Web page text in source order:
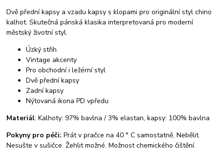
Dvě přední kapsy a vzadu kapsy s klopami pro originální styl chino
kalhot. Skutečná pánská klasika interpretovaná pro moderní
městský životní styl.
Úzký střih
Vintage akcenty
Pro obchodní i ležérní styl
Dvě přední kapsy
Zadní kapsy
Nýtovaná ikona PD vpředu
Materiál: Kalhoty: 97% bavlna / 3% elastan, kapsy: 100% bavlna
Pokyny pro péči:Prát v pračce na 40 ° C samostatně. Nebělit.
Nesušte v sušičce. Žehlit možné. Možnost chemického čištění.